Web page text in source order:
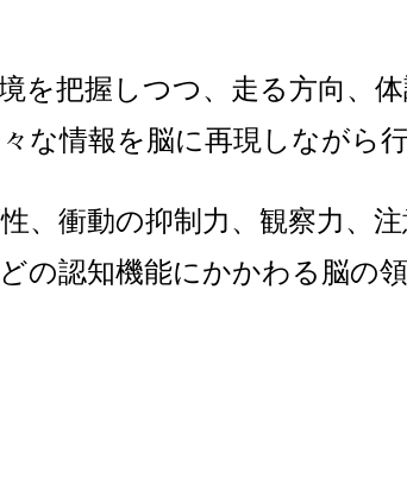
を把握しつつ、走る方向、
な情報を脳に再現しながら
、衝動の抑制力、観察力、注
の認知機能にかかわる脳の